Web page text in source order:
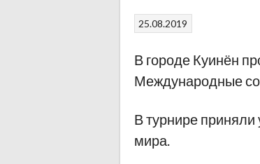
25.08.2019
В городе Куинён
Международные
В турнире приняли
мира.